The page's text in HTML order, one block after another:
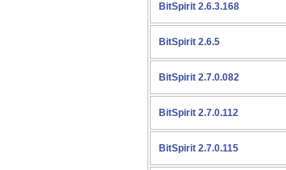
BitSpirit 2.6.3.168
BitSpirit 2.6.5
BitSpirit 2.7.0.082
BitSpirit 2.7.0.112
BitSpirit 2.7.0.115